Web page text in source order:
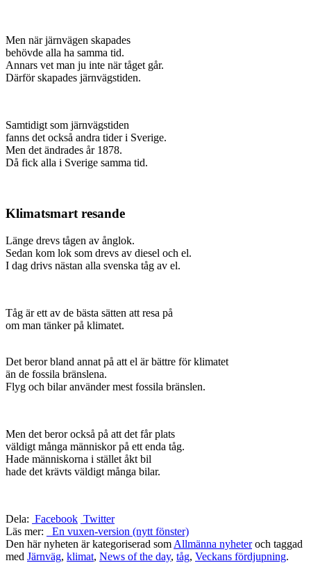
Men när järnvägen skapades
behövde alla ha samma tid.
Annars vet man ju inte när tåget går.
Därför skapades järnvägstiden.
Samtidigt som järnvägstiden
fanns det också andra tider i Sverige.
Men det ändrades år 1878.
Då fick alla i Sverige samma tid.
Klimatsmart resande
Länge drevs tågen av ånglok.
Sedan kom lok som drevs av diesel och el.
I dag drivs nästan alla svenska tåg av el.
Tåg är ett av de bästa sätten att resa på
om man tänker på klimatet.
Det beror bland annat på att el är bättre för klimatet
än de fossila bränslena.
Flyg och bilar använder mest fossila bränslen.
Men det beror också på att det får plats
väldigt många människor på ett enda tåg.
Hade människorna i stället åkt bil
hade det krävts väldigt många bilar.
Dela: Facebook Twitter
Läs mer:
En vuxen-version (nytt fönster)
Den här nyheten är kategoriserad som Allmänna nyheteroch taggad
med Järnväg, klimat, News of the day, tåg, Veckans fördjupning.